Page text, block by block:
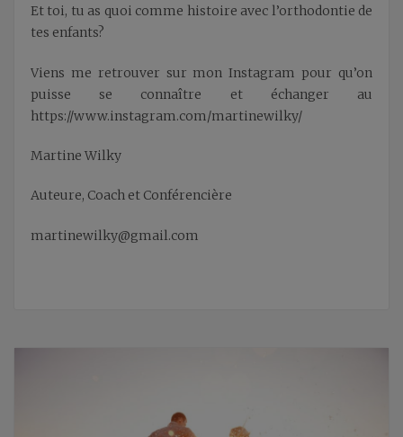
Et toi, tu as quoi comme histoire avec l’orthodontie de
tes enfants?
Viens me retrouver sur mon Instagram pour qu’on
puisse se connaître et échanger au
https://www.instagram.com/martinewilky/
Martine Wilky
Auteure, Coach et Conférencière
martinewilky@gmail.com